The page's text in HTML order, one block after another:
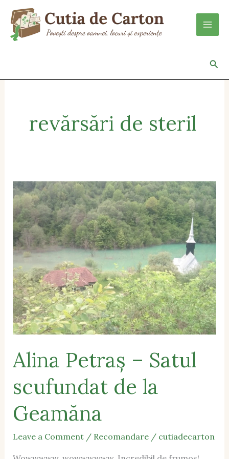
content
revărsări de steril
Alina Petraș – Satul
scufundat de la
Geamăna
Leave a Comment / Recomandare/ cutiadecarton
Alina
Petraș
–
Satul
scufundat
la
Geamăna